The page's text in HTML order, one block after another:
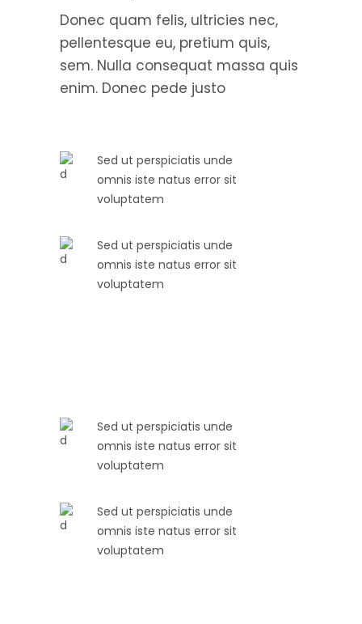
Donec quam felis, ultricies nec,
pellentesque eu, pretium quis,
sem. Nulla consequat massa quis
enim. Donec pede justo
Sed ut perspiciatis unde
omnis iste natus error sit
voluptatem
Sed ut perspiciatis unde
omnis iste natus error sit
voluptatem
Sed ut perspiciatis unde
omnis iste natus error sit
voluptatem
Sed ut perspiciatis unde
omnis iste natus error sit
voluptatem